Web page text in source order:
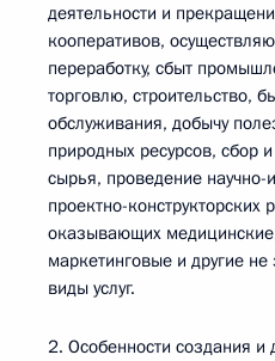
деятельности и
кооперативов,
переработку, сбыт
торговлю, строительство,
обслуживания, добычу
природных ресурсов, сбор
сырья, проведение научно-
проектно-конструкторских
оказывающих
маркетинговые и другие
виды услуг.
2. Особенности создания и